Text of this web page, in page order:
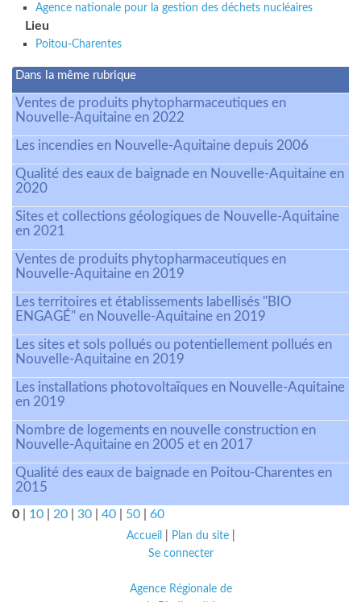
Agence nationale pour la gestion des déchets nucléaires
Lieu
Poitou-Charentes
Dans la même rubrique
Ventes de produits phytopharmaceutiques en
Nouvelle-Aquitaine en 2022
Les incendies en Nouvelle-Aquitaine depuis 2006
Qualité des eaux de baignade en Nouvelle-Aquitaine en
2020
Sites et collections géologiques de Nouvelle-Aquitaine
en 2021
Ventes de produits phytopharmaceutiques en
Nouvelle-Aquitaine en 2019
Les territoires et établissements labellisés "BIO
ENGAGÉ" en Nouvelle-Aquitaine en 2019
Les sites et sols pollués ou potentiellement pollués en
Nouvelle-Aquitaine en 2019
Les installations photovoltaïques en Nouvelle-Aquitaine
en 2019
Nombre de logements en nouvelle construction en
Nouvelle-Aquitaine en 2005 et en 2017
Qualité des eaux de baignade en Poitou-Charentes en
2015
0 10 20 30 40 50 60
Accueil Plan du site|
Se connecter
Agence Régionale de